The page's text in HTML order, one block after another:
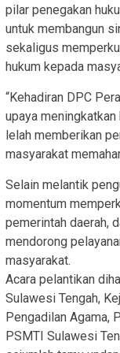
pilar penegakan
untuk membangun
sekaligus
hukum kepada
“Kehadiran DPC
upaya
lelah memberikan
masyarakat
Selain melantik
momentum
pemerintah daerah,
mendorong
masyarakat.
Acara pelantikan
Sulawesi Tengah,
Pengadilan Agama,
PSMTI Sulawesi